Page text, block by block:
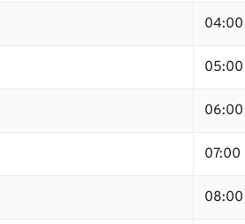
04:00
05:00
06:00
07:00
08:00